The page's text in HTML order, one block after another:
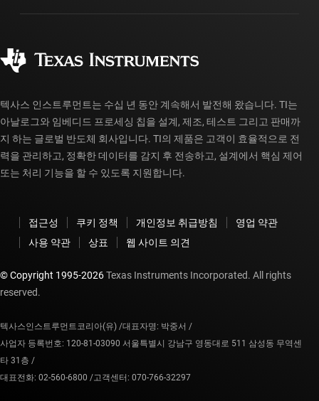
제조
myTI 계정 FAQ
주문 FAQ
텍사스 인스트루먼트는 수십 년 동안 계속해서 발전해 왔습니다. TI는
아날로그와 임베디드 프로세싱 칩을 설계, 제조, 테스트 그리고 판매까
지 하는 글로벌 반도체 회사입니다. TI의 제품은 고객이 효율적으로 전
력을 관리하고, 정확한 데이터를 감지 후 전송하고, 설계에서 핵심 제어
또는 처리 기능을 할 수 있도록 지원합니다.
접근성 쿠키 정책 개인정보 취급방침
영업 약관
사용 약관
상표 웹 사이트 의견
© Copyright 1995-2026Texas Instruments Incorporated. All rights
reserved.
텍사스인스트루먼트코리아(유) /대표자명: 박중서 /
사업자 등록번호: 120-81-03090 서울특별시 강남구 영동대로 511 삼성동 무역센
타 31층 /
대표전화: 02-560-6800 /고객센터: 070-766-32297